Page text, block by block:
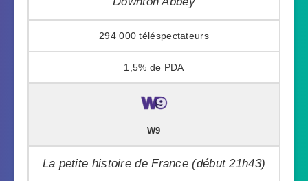
294 000
1,5%
W9
La petite histoire de France (début 21h43)